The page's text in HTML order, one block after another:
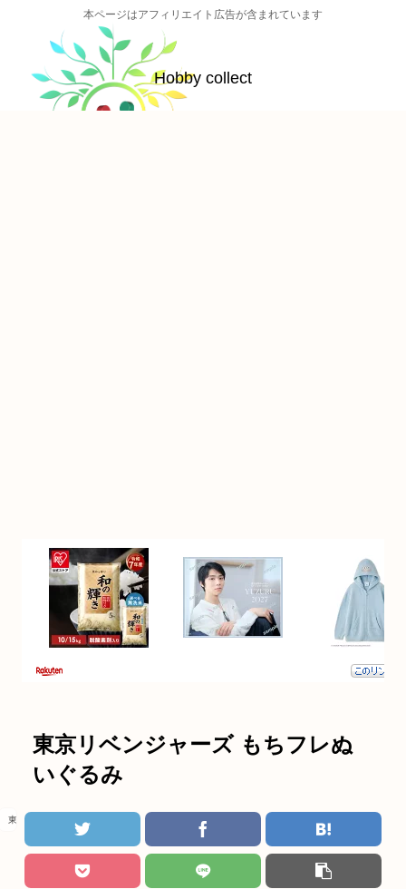
本ページはアフィリエイト広告が含まれています
Hobby collect
東京リベンジャーズ もちフレぬ
いぐるみ
東京リベンジャーズ